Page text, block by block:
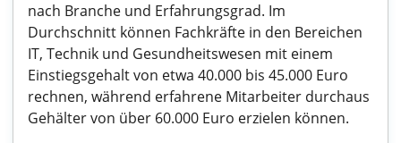
nach Branche und Erfahrungsgrad. Im
Durchschnitt können Fachkräfte in den Bereichen
IT, Technik und Gesundheitswesen mit einem
Einstiegsgehalt von etwa 40.000 bis 45.000 Euro
rechnen, während erfahrene Mitarbeiter durchaus
Gehälter von über 60.000 Euro erzielen können.